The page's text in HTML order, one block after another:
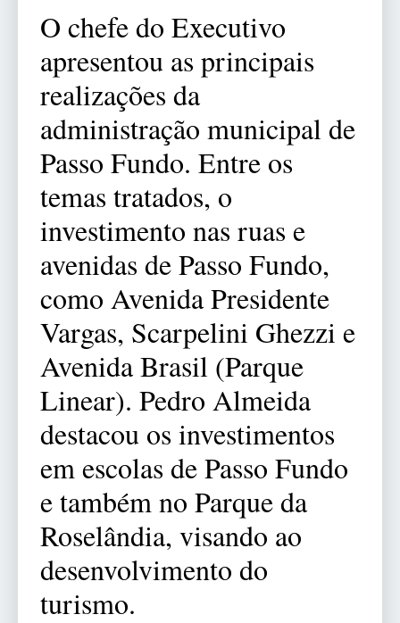
O chefe do Executivo
apresentou as principais
realizações da
administração municipal de
Passo Fundo. Entre os
temas tratados, o
investimento nas ruas e
avenidas de Passo Fundo,
como Avenida Presidente
Vargas, Scarpelini Ghezzi e
Avenida Brasil (Parque
Linear). Pedro Almeida
destacou os investimentos
em escolas de Passo Fundo
e também no Parque da
Roselândia, visando ao
desenvolvimento do
turismo.